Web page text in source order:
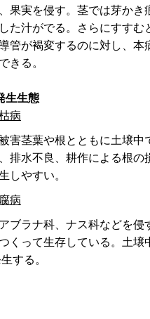
果実を侵す。茎では芽か
た汁がでる。さらにすす
管が褐変するのに対し、
きる。
生生態
病
害茎葉や根とともに土壌中
排水不良、耕作による根
しやすい。
病
ブラナ科、ナス科などを侵
くって生存している。土
する。